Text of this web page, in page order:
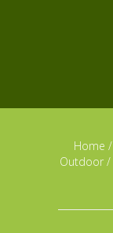
Home /
Outdoor /